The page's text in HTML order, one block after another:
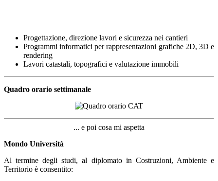
Progettazione, direzione lavori e sicurezza nei cantieri
Programmi informatici per rappresentazioni grafiche 2D, 3D e
rendering
Lavori catastali, topografici e valutazione immobili
Quadro orario settimanale
... e poi cosa mi aspetta
Mondo Università
Al termine degli studi, al diplomato in Costruzioni, Ambiente e
Territorio è consentito: